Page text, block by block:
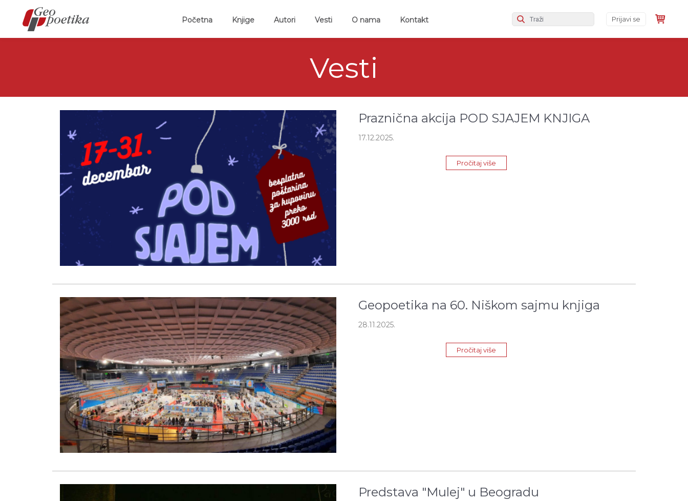
Početna(current)Knjige Autori Vesti O nama Kontakt Prijavi se
Vesti
Praznična akcija POD SJAJEM KNJIGA
17.12.2025.
Pročitaj više
Geopoetika na 60. Niškom sajmu knjiga
28.11.2025.
Pročitaj više
Predstava "Mulej" u Beogradu